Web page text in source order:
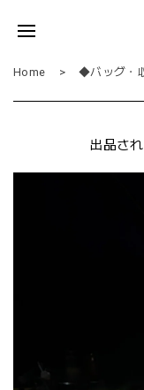
Home ◆バッグ・
出品さ